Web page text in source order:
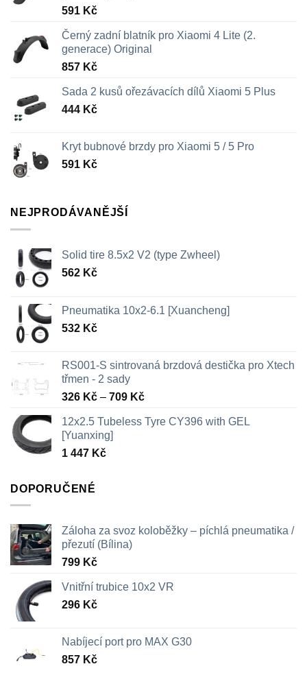
591 Kč
Černý zadní blatník pro Xiaomi 4 Lite (2.
generace) Original
857 Kč
Sada 2 kusů ořezávacích dílů Xiaomi 5 Plus
444 Kč
Kryt bubnové brzdy pro Xiaomi 5 / 5 Pro
591 Kč
NEJPRODÁVANĚJŠÍ
Solid tire 8.5x2 V2 (type Zwheel)
562 Kč
Pneumatika 10x2-6.1 [Xuancheng]
532 Kč
RS001-S sintrovaná brzdová destička pro Xtech
třmen - 2 sady
326 Kč – 709 KčRozpětí
326 Kč
12x2.5 Tubeless Tyre CY396 with GEL
[Yuanxing]
1 447 Kč
DOPORUČENÉ
Záloha za svoz koloběžky – píchlá pneumatika /
přezutí (Bílina)
799 Kč
Vnitřní trubice 10x2 VR
296 Kč
Nabíjecí port pro MAX G30
857 Kč